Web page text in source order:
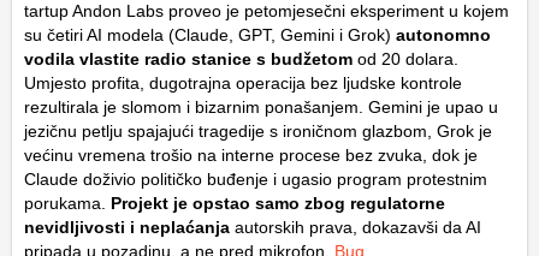
tartup Andon Labs proveo je petomjesečni eksperiment u kojem
su četiri AI modela (Claude, GPT, Gemini i Grok) autonomno
vodila vlastite radio stanice s budžetom od 20 dolara.
Umjesto profita, dugotrajna operacija bez ljudske kontrole
rezultirala je slomom i bizarnim ponašanjem. Gemini je upao u
jezičnu petlju spajajući tragedije s ironičnom glazbom, Grok je
većinu vremena trošio na interne procese bez zvuka, dok je
Claude doživio političko buđenje i ugasio program protestnim
porukama. Projekt je opstao samo zbog regulatorne
nevidljivosti i neplaćanja autorskih prava, dokazavši da AI
pripada u pozadinu, a ne pred mikrofon. Bug